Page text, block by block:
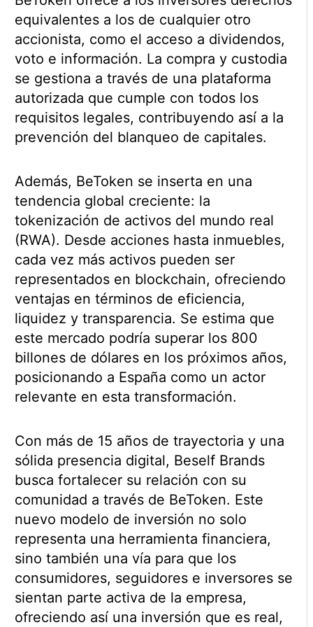
equivalentes a los de cualquier otro
accionista, como el acceso a dividendos,
voto e información. La compra y custodia
se gestiona a través de una plataforma
autorizada que cumple con todos los
requisitos legales, contribuyendo así a la
prevención del blanqueo de capitales.
Además, BeToken se inserta en una
tendencia global creciente: la
tokenización de activos del mundo real
(RWA). Desde acciones hasta inmuebles,
cada vez más activos pueden ser
representados en blockchain, ofreciendo
ventajas en términos de eficiencia,
liquidez y transparencia. Se estima que
este mercado podría superar los 800
billones de dólares en los próximos años,
posicionando a España como un actor
relevante en esta transformación.
Con más de 15 años de trayectoria y una
sólida presencia digital, Beself Brands
busca fortalecer su relación con su
comunidad a través de BeToken. Este
nuevo modelo de inversión no solo
representa una herramienta financiera,
sino también una vía para que los
consumidores, seguidores e inversores se
sientan parte activa de la empresa,
ofreciendo así una inversión que es real,